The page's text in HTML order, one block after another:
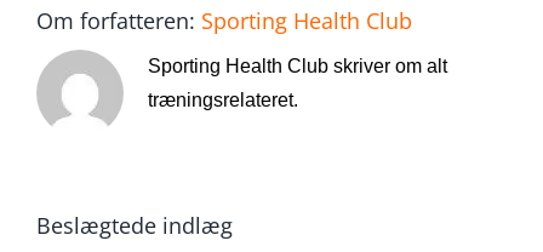
Om forfatteren: Sporting Health Club
Sporting Health Club skriver om alt
træningsrelateret.
Beslægtede indlæg